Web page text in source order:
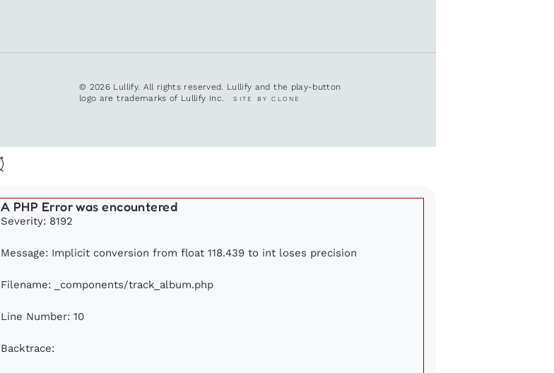
© 2026 Lullify. All rights reserved. Lullify and the play-button
logo are trademarks of Lullify Inc.SITE BY CLONE
A PHP Error was encountered
Severity: 8192
Message: Implicit conversion from float 118.439 to int loses precision
Filename: _components/track_album.php
Line Number: 10
Backtrace: